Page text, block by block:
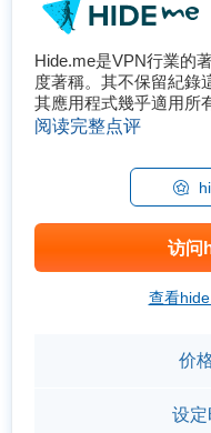
Hide.me是VPN行業的
度著稱。其不保留紀錄
其應用程式幾乎適用所
的最愛。为此，请选择
Netflix影音库。
阅读完整点评
访问
查看
价
设定